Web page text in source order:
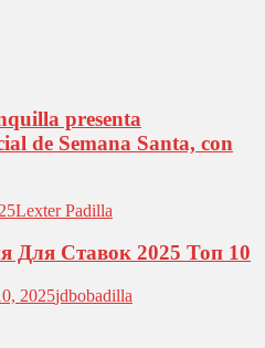
presenta
de Semana Santa, con
Lexter Padilla
Для Ставок 2025 Топ 10
2025jdbobadilla